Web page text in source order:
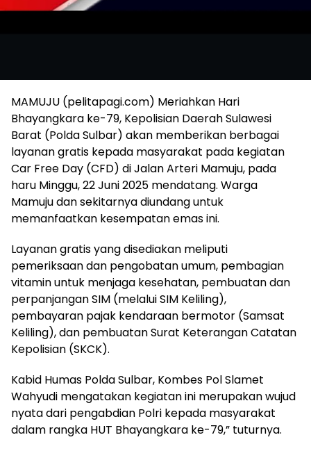
MAMUJU (pelitapagi.com) Meriahkan Hari
Bhayangkara ke-79, Kepolisian Daerah Sulawesi
Barat (Polda Sulbar) akan memberikan berbagai
layanan gratis kepada masyarakat pada kegiatan
Car Free Day (CFD) di Jalan Arteri Mamuju, pada
haru Minggu, 22 Juni 2025 mendatang. Warga
Mamuju dan sekitarnya diundang untuk
memanfaatkan kesempatan emas ini.
Layanan gratis yang disediakan meliputi
pemeriksaan dan pengobatan umum, pembagian
vitamin untuk menjaga kesehatan, pembuatan dan
perpanjangan SIM (melalui SIM Keliling),
pembayaran pajak kendaraan bermotor (Samsat
Keliling), dan pembuatan Surat Keterangan Catatan
Kepolisian (SKCK).
Kabid Humas Polda Sulbar, Kombes Pol Slamet
Wahyudi mengatakan kegiatan ini merupakan wujud
nyata dari pengabdian Polri kepada masyarakat
dalam rangka HUT Bhayangkara ke-79,” tuturnya.